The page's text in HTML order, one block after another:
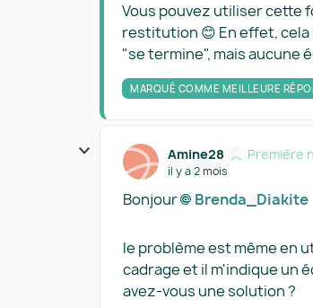
Vous pouvez utiliser cette
restitution 😊 En effet,
"se termine", mais aucune
MARQUÉ COMME MEILLEURE
Amine28 Première
il y a 2 mois
Bonjour Brenda_Diakite​
le problème est même en
cadrage et il m'indique un
avez-vous une solution ?